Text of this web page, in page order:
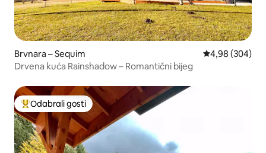
Brvnara – Sequim Prosječna
4,98 (304)
Drvena kuća Rainshadow – Romantični bijeg
Među najviše rangiranima s oznakom „Odabrali gosti”
Odabrali gosti